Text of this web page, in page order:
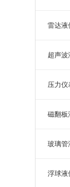
雷达液
超声波
压力仪
磁翻板
玻璃管
浮球液